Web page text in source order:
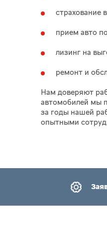
страхование
прием авто
лизинг на
ремонт и
Нам доверяют
автомобилей мы
за годы нашей
опытными